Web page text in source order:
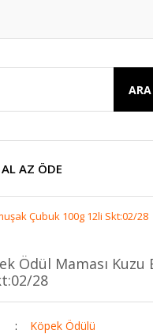
ARA
AZ ÖDE
Çubuk 100g 12li Skt:02/28
Ödül Maması
28
Köpek Ödülü